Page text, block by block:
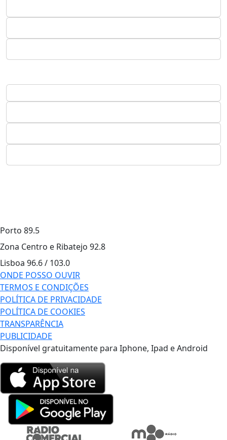
Porto 89.5
Zona Centro e Ribatejo 92.8
Lisboa 96.6 / 103.0
ONDE POSSO OUVIR
TERMOS E CONDIÇÕES
POLÍTICA DE PRIVACIDADE
POLÍTICA DE COOKIES
TRANSPARÊNCIA
PUBLICIDADE
Disponível gratuitamente para Iphone, Ipad e Android